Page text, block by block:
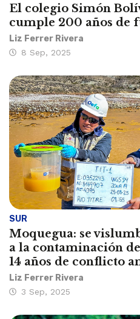
El colegio Simón
cumple 200 años de
Liz Ferrer Rivera
8 Sep, 2025
SUR
Moquegua: se
a la contaminación
14 años de conflicto
Liz Ferrer Rivera
3 Sep, 2025